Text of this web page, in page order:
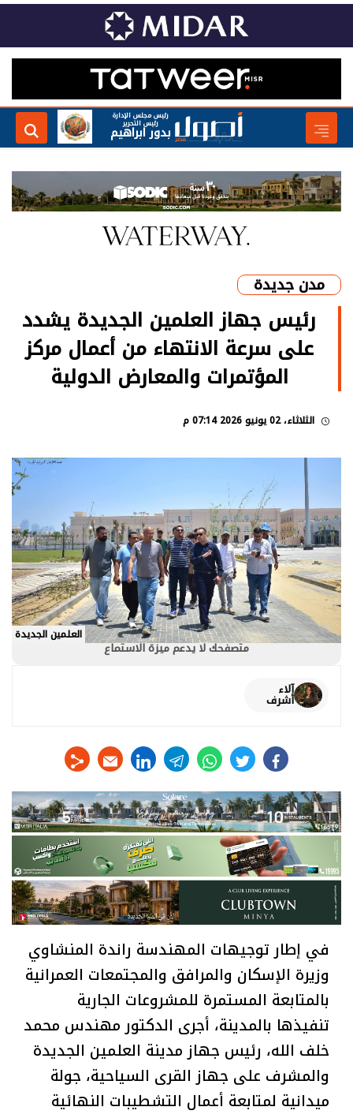
رئيس مجلس الإدارة
رئيس التحرير
بدور ابراهيم
مدن جديدة
رئيس جهاز العلمين الجديدة يشدد
على سرعة الانتهاء من أعمال مركز
المؤتمرات والمعارض الدولية
الثلاثاء، 02 يونيو 2026 07:14 م
العلمين الجديدة
متصفحك لا يدعم ميزة الاستماع
آلاء
أشرف
facebook
twitter
whats
telegram
linkedin
في إطار توجيهات المهندسة راندة المنشاوي
وزيرة الإسكان والمرافق والمجتمعات العمرانية
بالمتابعة المستمرة للمشروعات الجارية
تنفيذها بالمدينة، أجرى الدكتور مهندس محمد
خلف الله، رئيس جهاز مدينة العلمين الجديدة
والمشرف على جهاز القرى السياحية، جولة
ميدانية لمتابعة أعمال التشطيبات النهائية